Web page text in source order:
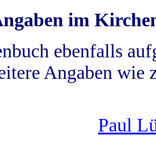
im
ebenfalls
Angaben wie
Paul